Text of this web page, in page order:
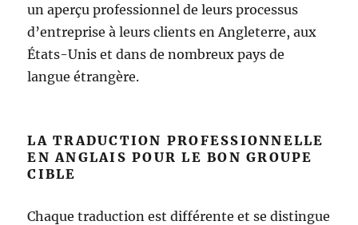
un aperçu professionnel de leurs processus
d’entreprise à leurs clients en Angleterre, aux
États-Unis et dans de nombreux pays de
langue étrangère.
LA TRADUCTION PROFESSIONNELLE
EN ANGLAIS POUR LE BON GROUPE
CIBLE
Chaque traduction est différente et se distingue